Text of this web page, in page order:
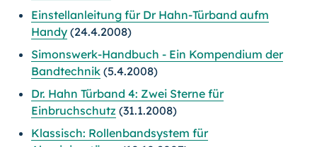
Einstellanleitung für Dr Hahn-Türband aufm
Handy (24.4.2008)
Simonswerk-Handbuch - Ein Kompendium der
Bandtechnik (5.4.2008)
Dr. Hahn Türband 4: Zwei Sterne für
Einbruchschutz (31.1.2008)
Klassisch: Rollenbandsystem für